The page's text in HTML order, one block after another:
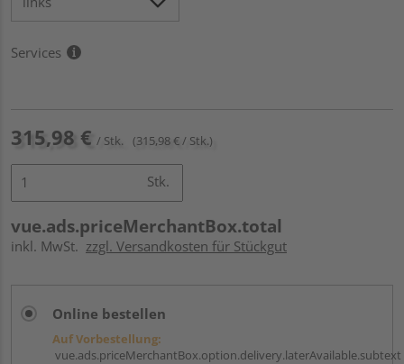
Services
315,98 € / Stk. (315,98 € / Stk.)
Stk.
vue.ads.priceMerchantBox.total
inkl. MwSt. zzgl. Versandkosten für Stückgut
Online bestellen
Auf Vorbestellung:
vue.ads.priceMerchantBox.option.delivery.laterAvailable.subtext